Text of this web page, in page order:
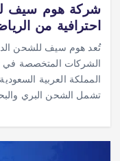
شركة هوم سيف
احترافية من
تُعد هوم سيف للشحن
الشركات المتخصصة في
المملكة العربية
تشمل الشحن البري